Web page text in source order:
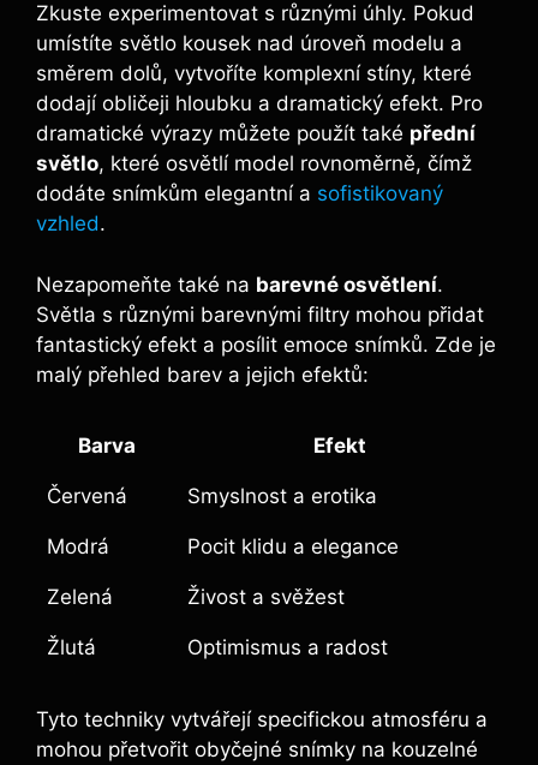
Zkuste experimentovat s různými úhly. Pokud
umístíte světlo kousek nad úroveň modelu a
směrem dolů, vytvoříte komplexní stíny, které
dodají obličeji hloubku a dramatický efekt. Pro
dramatické výrazy můžete použít také přední
světlo, které osvětlí model rovnoměrně, čímž
dodáte snímkům elegantní a sofistikovaný
vzhled.
Nezapomeňte také na barevné osvětlení.
Světla s různými barevnými filtry mohou přidat
fantastický efekt a posílit emoce snímků. Zde je
malý přehled barev a jejich efektů:
Barva Efekt
Červená Smyslnost a erotika
Modrá Pocit klidu a elegance
Zelená Živost a svěžest
Žlutá Optimismus a radost
Tyto techniky vytvářejí specifickou atmosféru a
mohou přetvořit obyčejné snímky na kouzelné